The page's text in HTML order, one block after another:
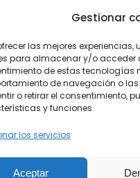
Gestionar
las mejores
para almacenar y/o acceder
de estas tecnologías
de navegación o
o retirar el consentimiento,
y funciones.
los servicios
Aceptar
JUSTA DE